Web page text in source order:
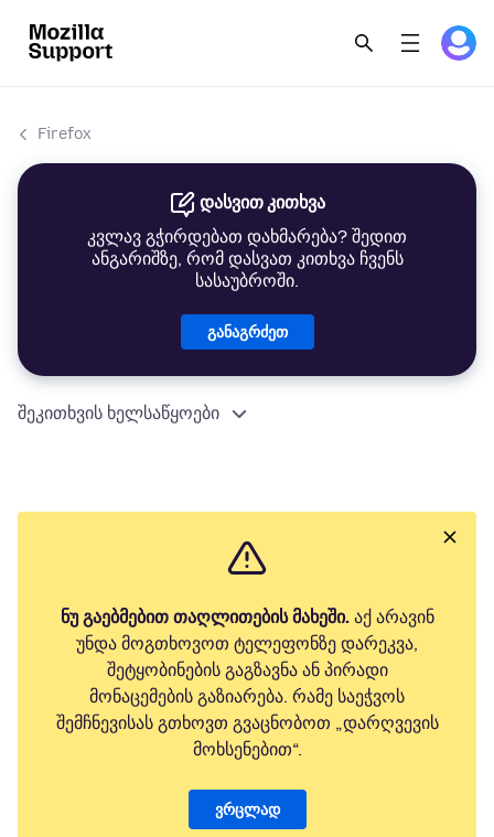
Firefox
დასვით კითხვა
კვლავ გჭირდებათ დახმარება? შედით
ანგარიშზე, რომ დასვათ კითხვა ჩვენს
სასაუბროში.
განაგრძეთ
შეკითხვის ხელსაწყოები
ნუ გაებმებით თაღლითების მახეში.აქ არავინ
უნდა მოგთხოვოთ ტელეფონზე დარეკვა,
შეტყობინების გაგზავნა ან პირადი
მონაცემების გაზიარება. რამე საეჭვოს
შემჩნევისას გთხოვთ გვაცნობოთ „დარღვევის
მოხსენებით“.
ვრცლად